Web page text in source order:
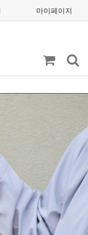
마이페이지